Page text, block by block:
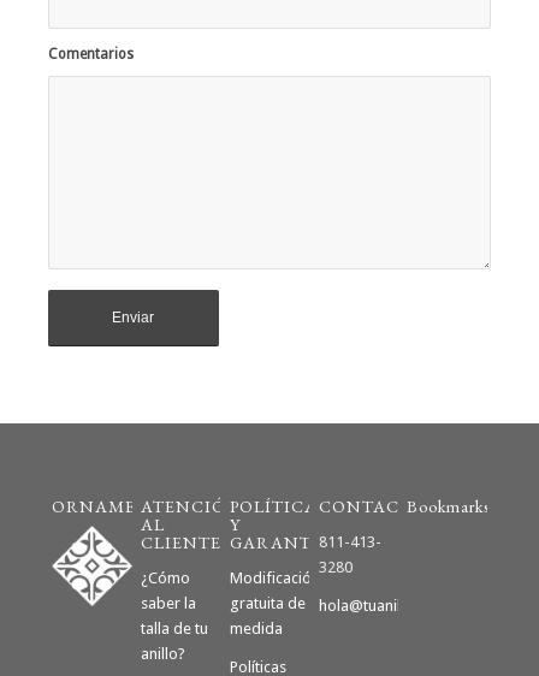
Comentarios
ORNAMENTOATENCIÓN
AL
CLIENTE
¿Cómo
saber la
talla de tu
anillo?
POLÍTICAS
Y
GARANTÍAS
Modificación
gratuita de
medida
Políticas
CONTACTO
811-413-
3280
Bookmarks